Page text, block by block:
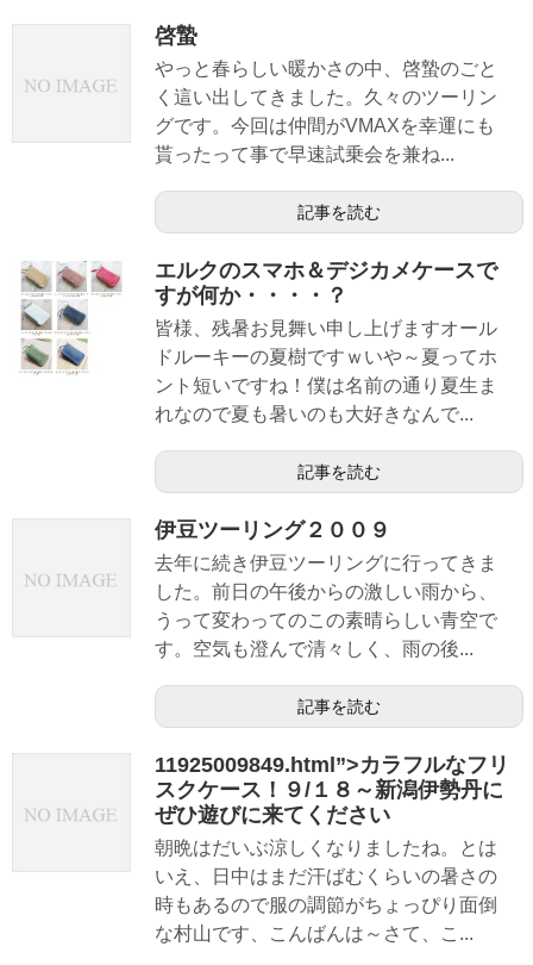
啓蟄
やっと春らしい暖かさの中、啓蟄のごと
く這い出してきました。久々のツーリン
グです。今回は仲間がVMAXを幸運にも
貰ったって事で早速試乗会を兼ね...
記事を読む
エルクのスマホ＆デジカメケースで
すが何か・・・・？
皆様、残暑お見舞い申し上げますオール
ドルーキーの夏樹ですｗいや～夏ってホ
ント短いですね！僕は名前の通り夏生ま
れなので夏も暑いのも大好きなんで...
記事を読む
伊豆ツーリング２００９
去年に続き伊豆ツーリングに行ってきま
した。前日の午後からの激しい雨から、
うって変わってのこの素晴らしい青空で
す。空気も澄んで清々しく、雨の後...
記事を読む
11925009849.html”>カラフルなフリ
スクケース！９/１８～新潟伊勢丹に
ぜひ遊びに来てください
朝晩はだいぶ涼しくなりましたね。とは
いえ、日中はまだ汗ばむくらいの暑さの
時もあるので服の調節がちょっぴり面倒
な村山です、こんばんは～さて、こ...